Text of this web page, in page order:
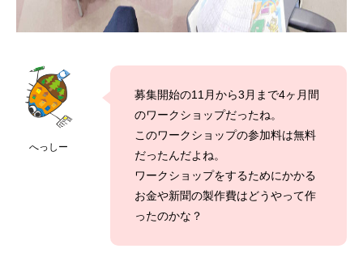
へっしー
募集開始の11月から3月まで4ヶ月間
のワークショップだったね。
このワークショップの参加料は無料
だったんだよね。
ワークショップをするためにかかる
お金や新聞の製作費はどうやって作
ったのかな？